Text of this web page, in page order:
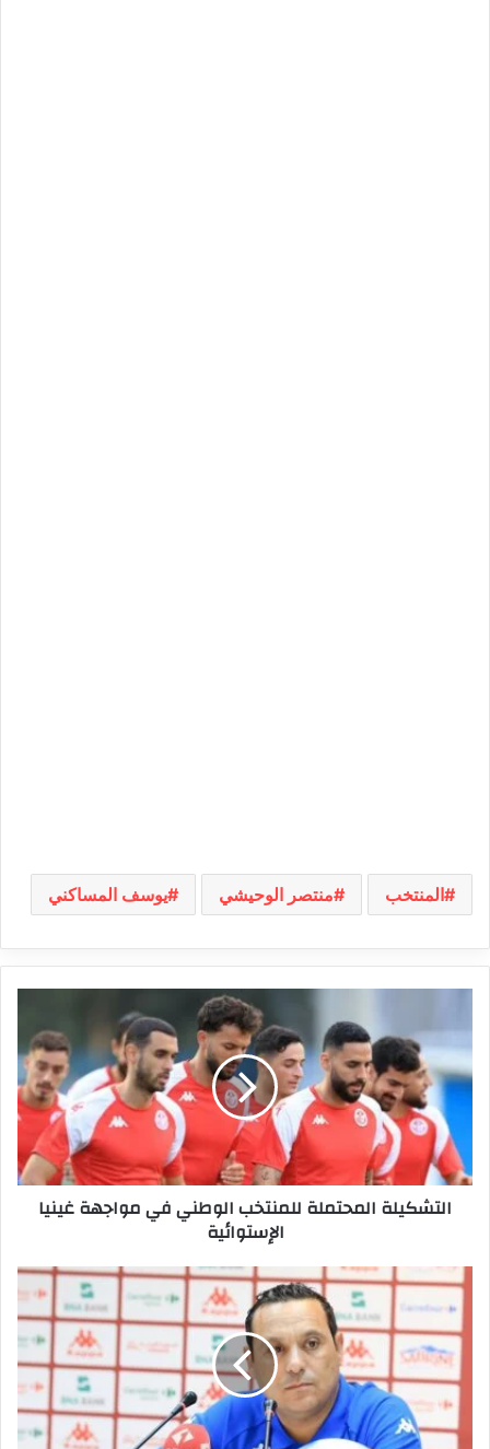
المنتخب منتصر الوحيشي يوسف المساكني
للمنتخب
الوطني
في
مواجهة
غينيا
الإستوائية
التشكيلة المحتملة للمنتخب الوطني في مواجهة غينيا
الإستوائية
منتصر
الخطة
في
مواجهة
غينيا